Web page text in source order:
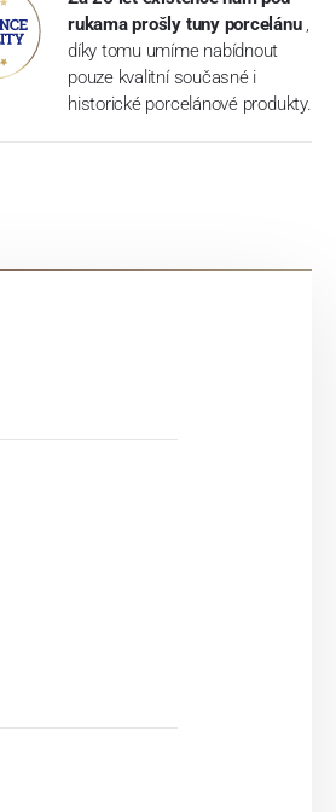
rukama prošly tuny porcelánu ,
díky tomu umíme nabídnout
pouze kvalitní současné i
historické porcelánové produkty.